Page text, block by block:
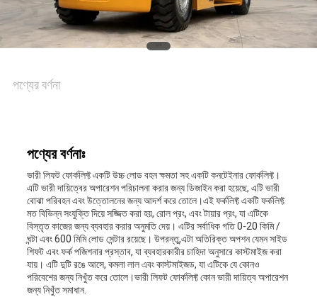
পণ্যের বর্ণনা
পণ্যের বর্ণনাঃ
ভারী লিফট ফোর্কলিফ্ট একটি উচ্চ লোড বহন ক্ষমতা সহ একটি কনটেইনার ফোর্কলিফ্ট।
এটি ভারী দায়িত্বের অপারেশন পরিচালনা করার জন্য ডিজাইন করা হয়েছে, এটি ভারী
বোঝা পরিবহন এবং উত্তোলনের জন্য আদর্শ করে তোলে।এই ফর্কলিফ্ট একটি ফর্কলিফ্ট
মত বিভিন্ন সংযুক্তি দিয়ে সজ্জিত করা হয়, রোল প্রং, এবং টায়ার প্রং, যা এটিকে
বিস্তৃত কাজের জন্য ব্যবহার করার অনুমতি দেয়। এটির সর্বাধিক গতি 0-20 কিমি /
ঘন্টা এবং 600 মিমি লোড সেন্টার রয়েছে। উপরন্তু,এটা অতিরিক্ত অপশন যেমন সাইড
শিফট এবং ফর্ক পজিশনার প্রস্তাব, যা ব্যবহারকারীর চাহিদা অনুসারে কাস্টমাইজ করা
যায়। এটি দুটি রঙে আসে, কমলা লাল এবং কাস্টমাইজড, যা এটিকে যে কোনও
পরিবেশের জন্য নিখুঁত করে তোলে।ভারী লিফট ফোর্কলিফ্ট কোন ভারী দায়িত্ব অপারেশন
জন্য নিখুঁত সমাধান.